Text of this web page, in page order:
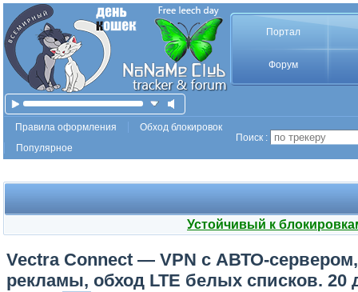
Портал
Форум
Правила оформления
Обход блокировок
Популярное
Поиск :
Устойчивый к
Vectra Connect — VPN с АВТО-сервером,
рекламы, обход LTE белых списков. 20